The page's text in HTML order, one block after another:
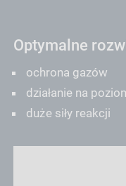
Optymalne
ochrona gazów
działanie na
duże siły reakcji